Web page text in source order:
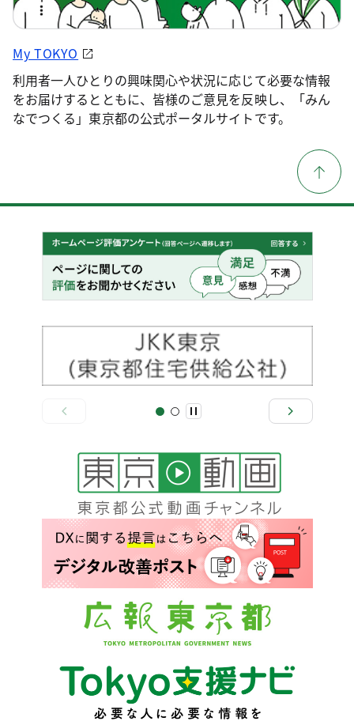
My TOKYO
利用者一人ひとりの興味関心や状況に応じて必要な情報
をお届けするとともに、皆様のご意見を反映し、「みん
なでつくる」東京都の公式ポータルサイトです。